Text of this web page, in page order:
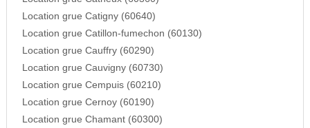
Location grue Catigny (60640)
Location grue Catillon-fumechon (60130)
Location grue Cauffry (60290)
Location grue Cauvigny (60730)
Location grue Cempuis (60210)
Location grue Cernoy (60190)
Location grue Chamant (60300)